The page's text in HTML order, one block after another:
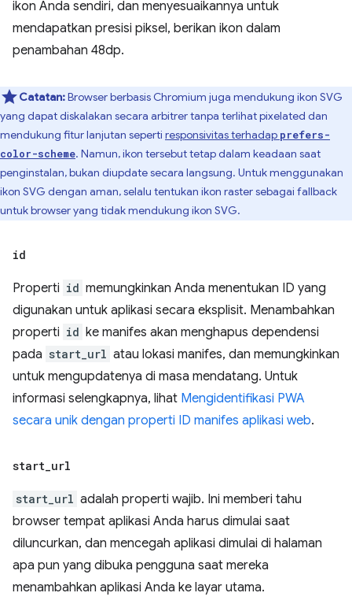
ikon Anda sendiri, dan menyesuaikannya untuk
mendapatkan presisi piksel, berikan ikon dalam
penambahan 48dp.
Catatan:Browser berbasis Chromium juga mendukung ikon SVG
yang dapat diskalakan secara arbitrer tanpa terlihat pixelated dan
mendukung fitur lanjutan seperti responsivitas terhadap prefers-
color-scheme. Namun, ikon tersebut tetap dalam keadaan saat
penginstalan, bukan diupdate secara langsung. Untuk menggunakan
ikon SVG dengan aman, selalu tentukan ikon raster sebagai fallback
untuk browser yang tidak mendukung ikon SVG.
id
Properti id memungkinkan Anda menentukan ID yang
digunakan untuk aplikasi secara eksplisit. Menambahkan
properti id ke manifes akan menghapus dependensi
pada start_url atau lokasi manifes, dan memungkinkan
untuk mengupdatenya di masa mendatang. Untuk
informasi selengkapnya, lihat Mengidentifikasi PWA
secara unik dengan properti ID manifes aplikasi web.
start_url
start_url adalah properti wajib. Ini memberi tahu
browser tempat aplikasi Anda harus dimulai saat
diluncurkan, dan mencegah aplikasi dimulai di halaman
apa pun yang dibuka pengguna saat mereka
menambahkan aplikasi Anda ke layar utama.